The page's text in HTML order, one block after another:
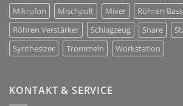
Mikrofon
Mischpult Mixer
Röhren-
Röhren Verstärker
Schlagzeug Snare
Synthesizer
Trommeln Workstation
KONTAKT & SERVICE